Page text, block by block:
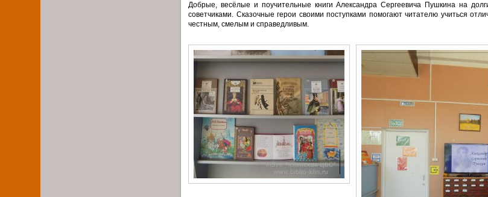
Добрые, весёлые и поучительные книги Александра Сергеевича Пушкина на
советчиками. Сказочные герои своими поступками помогают читателю учиться
честным, смелым и справедливым.